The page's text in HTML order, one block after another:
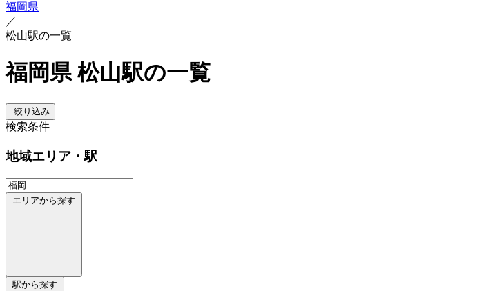
福岡県
／
松山駅の一覧
福岡県 松山駅の一覧
絞り込み
検索条件
地域エリア・駅
エリアから探す
駅から探す